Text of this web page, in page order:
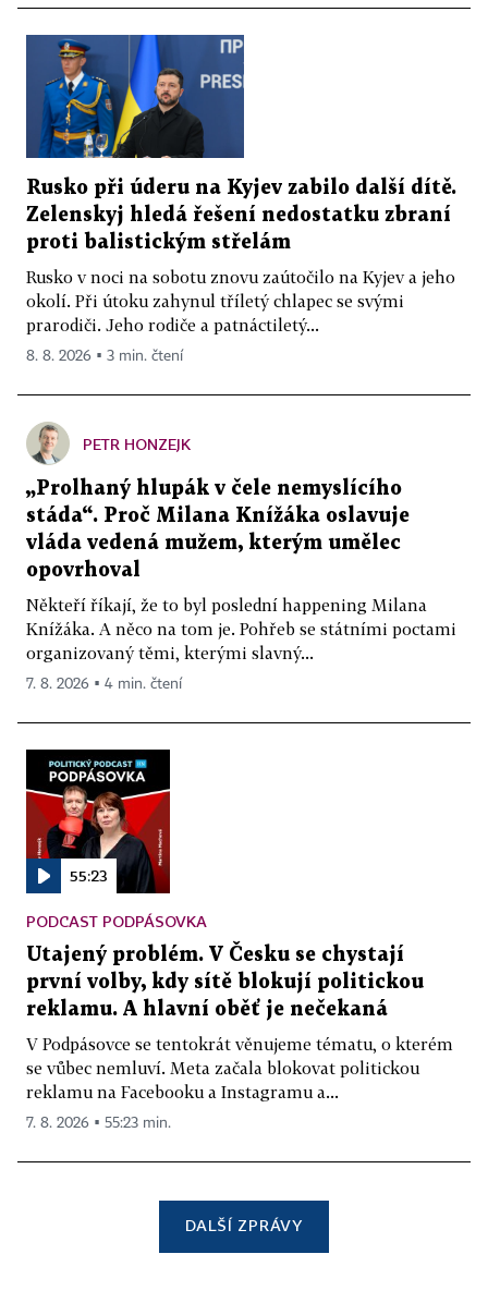
Rusko při úderu na Kyjev zabilo další dítě.
Zelenskyj hledá řešení nedostatku zbraní
proti balistickým střelám
Rusko v noci na sobotu znovu zaútočilo na Kyjev a jeho
okolí. Při útoku zahynul tříletý chlapec se svými
prarodiči. Jeho rodiče a patnáctiletý...
8. 8. 2026 ▪ 3 min. čtení
PETR HONZEJK
„Prolhaný hlupák v čele nemyslícího
stáda“. Proč Milana Knížáka oslavuje
vláda vedená mužem, kterým umělec
opovrhoval
Někteří říkají, že to byl poslední happening Milana
Knížáka. A něco na tom je. Pohřeb se státními poctami
organizovaný těmi, kterými slavný...
7. 8. 2026 ▪ 4 min. čtení
55:23
PODCAST PODPÁSOVKA
Utajený problém. V Česku se chystají
první volby, kdy sítě blokují politickou
reklamu. A hlavní oběť je nečekaná
V Podpásovce se tentokrát věnujeme tématu, o kterém
se vůbec nemluví. Meta začala blokovat politickou
reklamu na Facebooku a Instagramu a...
7. 8. 2026 ▪ 55:23 min.
DALŠÍ ZPRÁVY